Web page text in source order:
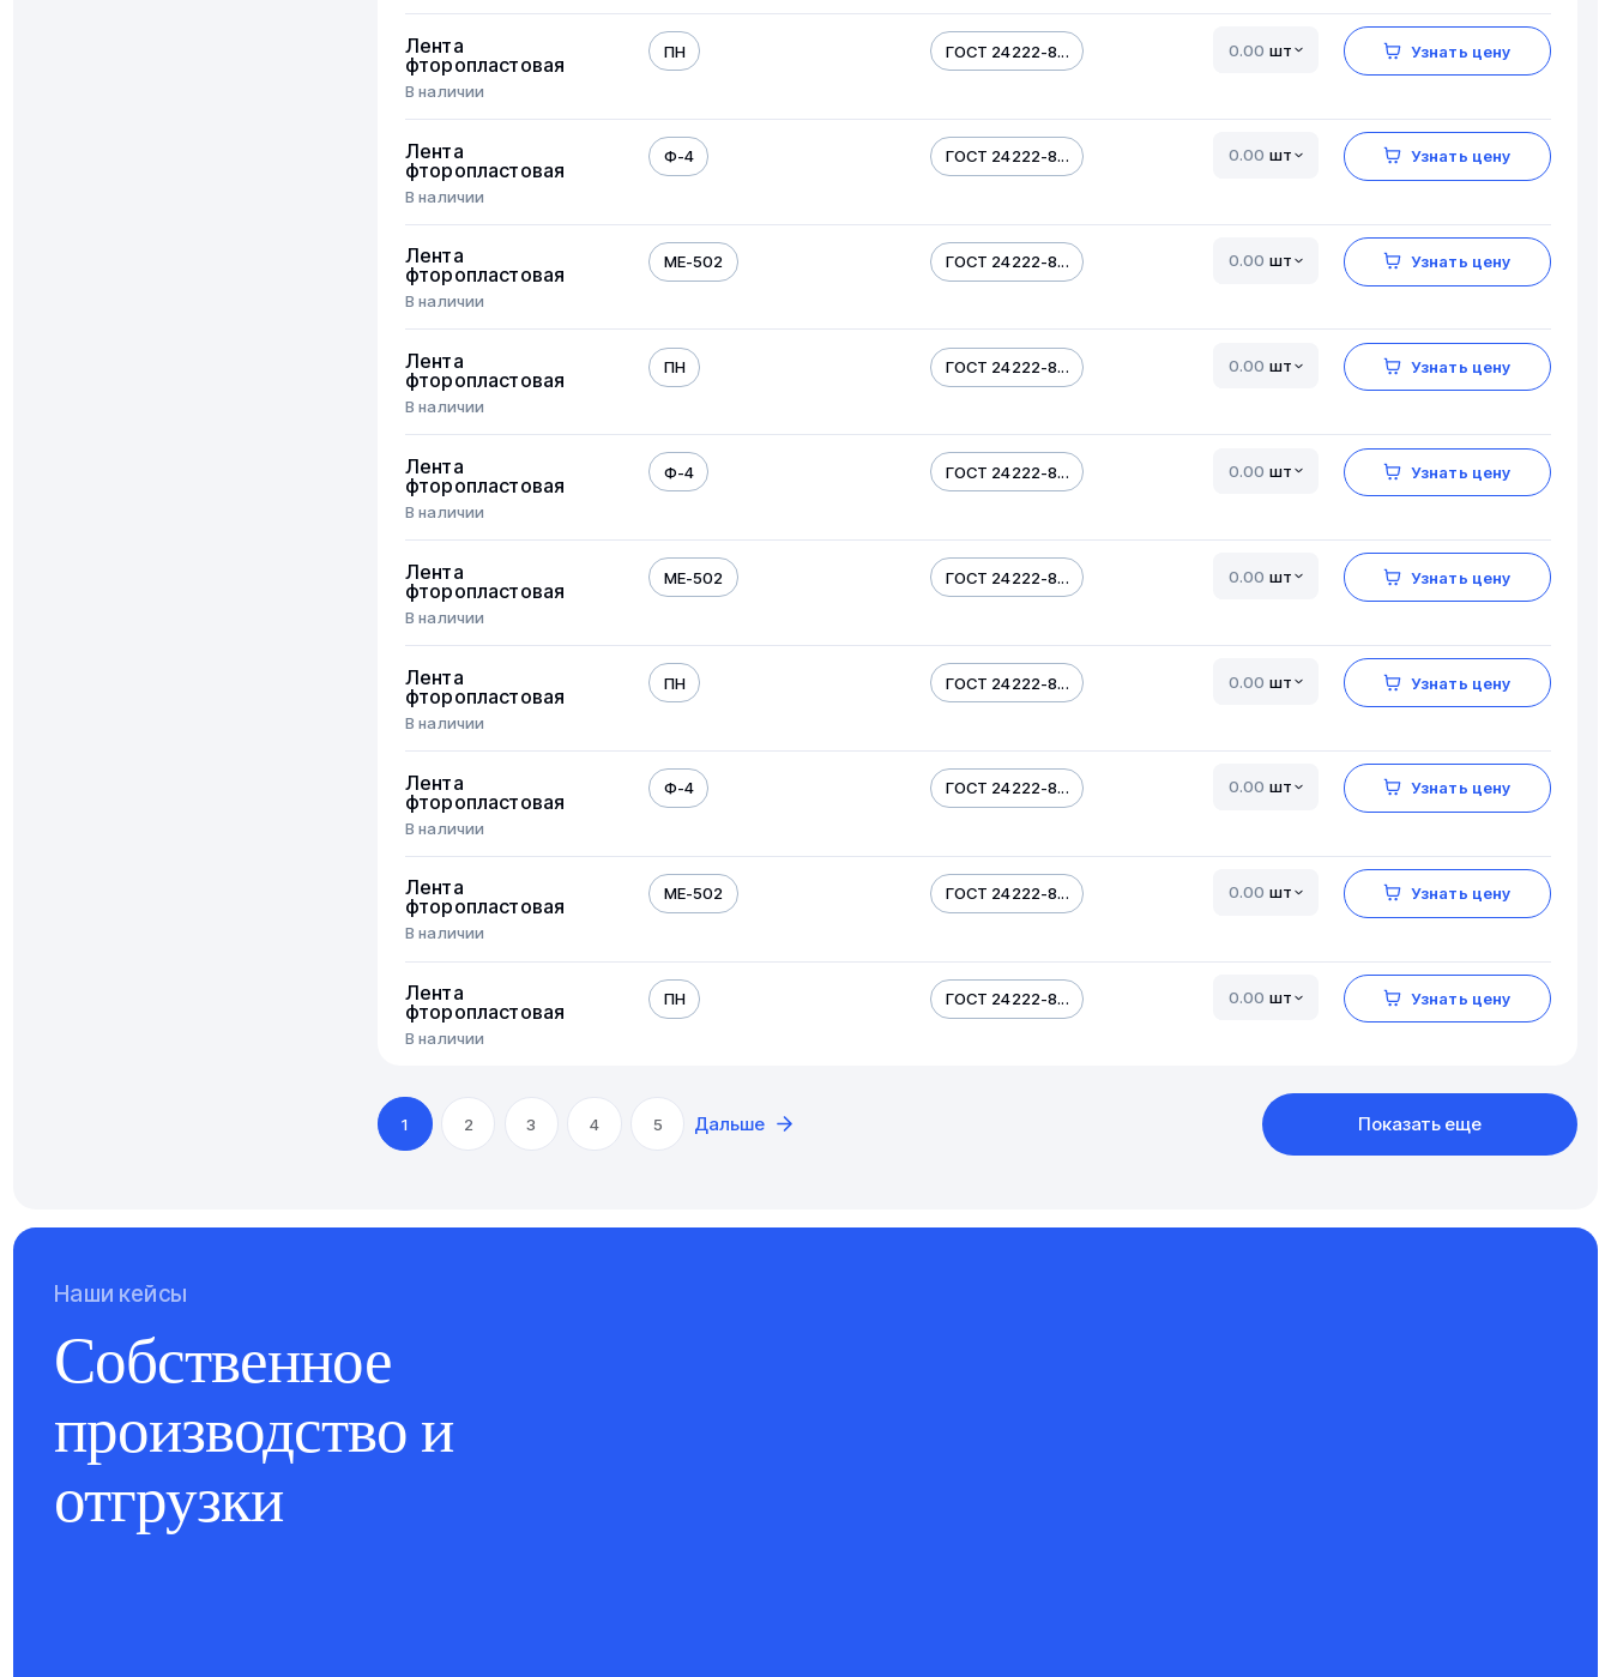
Лента
фторопластовая
В наличии
ПН ГОСТ 24222-8... шт Узнать цену
Лента
фторопластовая
В наличии
Ф-4 ГОСТ 24222-8... шт Узнать цену
Лента
фторопластовая
В наличии
МЕ-502 ГОСТ 24222-8... шт Узнать цену
Лента
фторопластовая
В наличии
ПН ГОСТ 24222-8... шт Узнать цену
Лента
фторопластовая
В наличии
Ф-4 ГОСТ 24222-8... шт Узнать цену
Лента
фторопластовая
В наличии
МЕ-502 ГОСТ 24222-8... шт Узнать цену
Лента
фторопластовая
В наличии
ПН ГОСТ 24222-8... шт Узнать цену
Лента
фторопластовая
В наличии
Ф-4 ГОСТ 24222-8... шт Узнать цену
Лента
фторопластовая
В наличии
МЕ-502 ГОСТ 24222-8... шт Узнать цену
Лента
фторопластовая
В наличии
ПН ГОСТ 24222-8... шт Узнать цену
1 2 3 4 5 Дальше Показать еще
Наши кейсы
Собственное
производство и
отгрузки